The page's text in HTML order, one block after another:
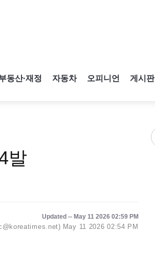
동산·재정 자동차 오피니언 게시판
발
Updated -- May 11 2026 02:59 PM
May 11 2026 02:54 PM